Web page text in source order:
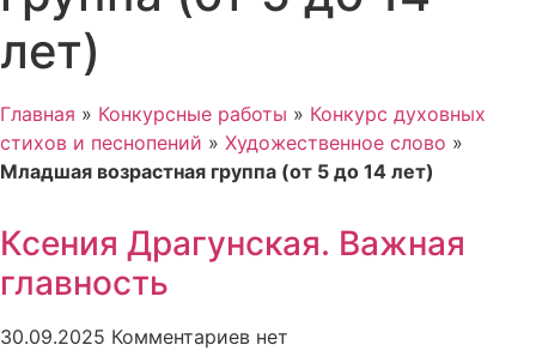
лет)
Главная » Конкурсные работы » Конкурс духовных
стихов и песнопений » Художественное слово »
Младшая возрастная группа (от 5 до 14 лет)
Ксения Драгунская. Важная
главность
30.09.2025 Комментариев нет